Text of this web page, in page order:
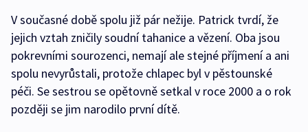
V současné době spolu již pár nežije. Patrick tvrdí, že
jejich vztah zničily soudní tahanice a vězení. Oba jsou
pokrevními sourozenci, nemají ale stejné příjmení a ani
spolu nevyrůstali, protože chlapec byl v pěstounské
péči. Se sestrou se opětovně setkal v roce 2000 a o rok
později se jim narodilo první dítě.